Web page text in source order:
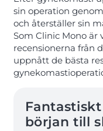
sin operation
och återställer sin
Som Clinic Mono är
recensionerna från
uppnått de bästa
början till